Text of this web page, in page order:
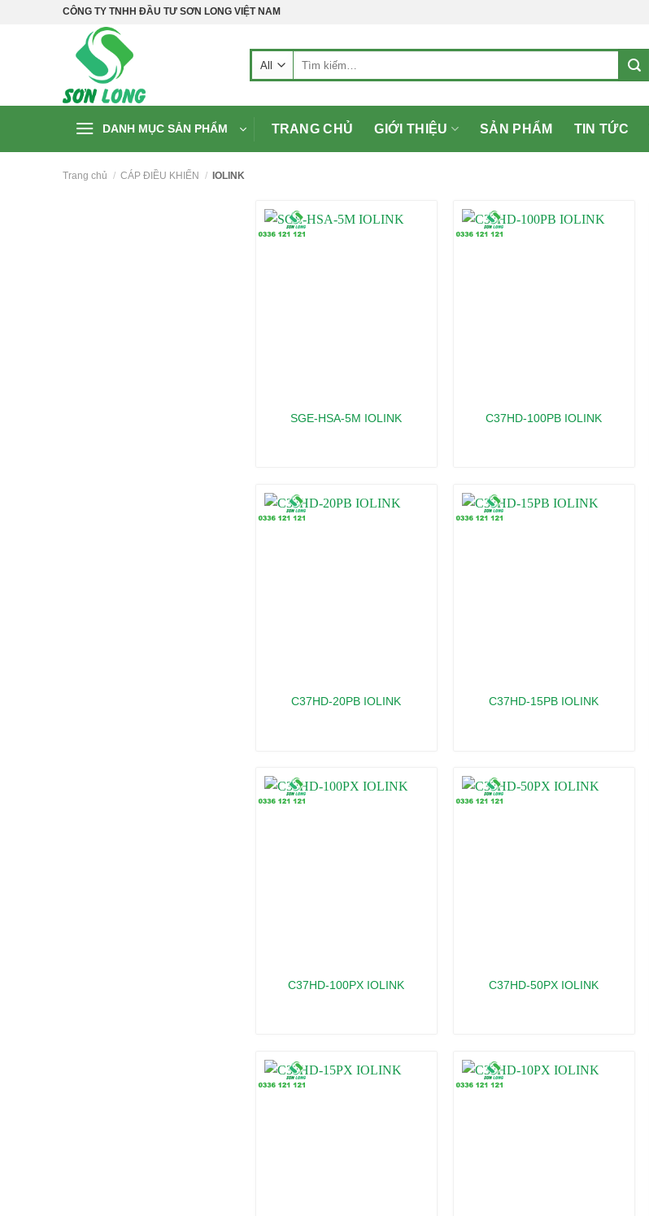
CÔNG TY TNHH ĐẦU TƯ SƠN LONG VIỆT NAM
kiếm:
DANH MỤC SẢN PHẨM TRANG CHỦ GIỚI THIỆU SẢN PHẨM TIN TỨC
Trang chủ / CÁP ĐIỀU KHIỂN / IOLINK
SGE-HSA-5M IOLINK C37HD-100PB IOLINK
C37HD-20PB IOLINK C37HD-15PB IOLINK
C37HD-100PX IOLINK C37HD-50PX IOLINK